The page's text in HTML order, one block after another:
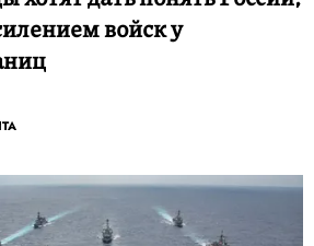
войск у